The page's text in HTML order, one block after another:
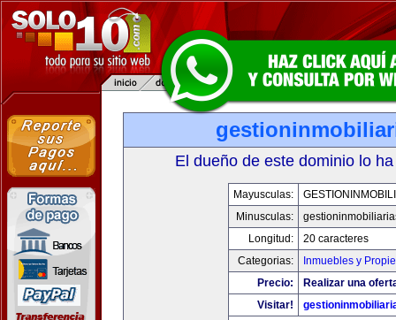
El dueño de este dominio lo
Mayusculas:
Minusculas:
Longitud:
20 caracteres
Categorias:
Inmuebles y
Precio:
Realizar una
Visitar!